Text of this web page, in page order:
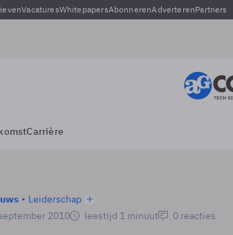
VacaturesWhitepapersAbonnerenAdverterenPartners
Carrière
Leiderschap
2010
leestijd 1 minuut 0 reacties